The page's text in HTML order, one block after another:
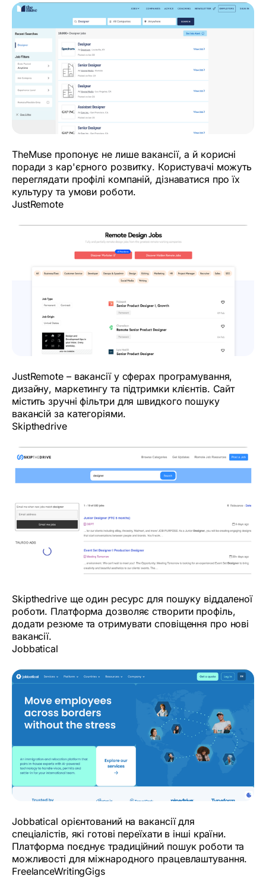
TheMuse пропонує не лише вакансії, а й корисні
поради з кар'єрного розвитку. Користувачі можуть
переглядати профілі компаній, дізнаватися про їх
культуру та умови роботи.
JustRemote
JustRemote – вакансії у сферах програмування,
дизайну, маркетингу та підтримки клієнтів. Сайт
містить зручні фільтри для швидкого пошуку
вакансій за категоріями.
Skipthedrive
Skipthedrive ще один ресурс для пошуку віддаленої
роботи. Платформа дозволяє створити профіль,
додати резюме та отримувати сповіщення про нові
вакансії.
Jobbatical
Jobbatical орієнтований на вакансії для
спеціалістів, які готові переїхати в інші країни.
Платформа поєднує традиційний пошук роботи та
можливості для міжнародного працевлаштування.
FreelanceWritingGigs